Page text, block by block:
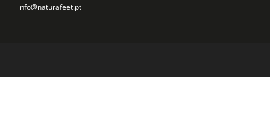
info@naturafeet.pt